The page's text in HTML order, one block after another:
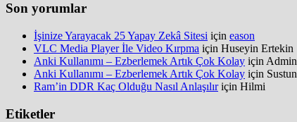
Son yorumlar
İşinize Yarayacak 25 Yapay Zekâ Sitesi için eason
VLC Media Player İle Video Kırpma için Huseyin Ertekin
Anki Kullanımı – Ezberlemek Artık Çok Kolay için Admin
Anki Kullanımı – Ezberlemek Artık Çok Kolay için Sustun
Ram’in DDR Kaç Olduğu Nasıl Anlaşılıriçin Hilmi
Etiketler